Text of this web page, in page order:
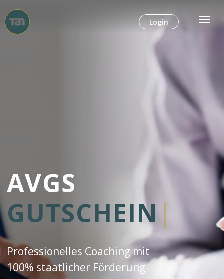
Login
Professionelles Coaching mit
100% staatlicher Förderung